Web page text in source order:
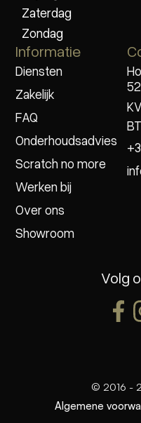
Zaterdag
Zondag
Informatie
Diensten
Zakelijk
FAQ
Onderhoudsadvies
Scratch no more
Werken bij
Over ons
Showroom
Volg
© 2016 -
Algemene